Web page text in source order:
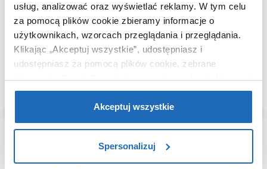
usług, analizować oraz wyświetlać reklamy. W tym celu
za pomocą plików cookie zbieramy informacje o
użytkownikach, wzorcach przeglądania i przeglądania.
Klikając „Akceptuj wszystkie”, udostępniasz i
udostępniasz za pomocą plików cookie, zebrane
informacje dla użytkowników zewnętrznych, a także nasi
partnerzy reklamowi.Jeśli chcesz, włącz „Tylko
wymagane pliki cookie”.Pamiętaj jednak, że
zablokowane niektóre pliki cookie mogą mieć wpływ na
Akceptuj wszystkie
Spersonalizuj